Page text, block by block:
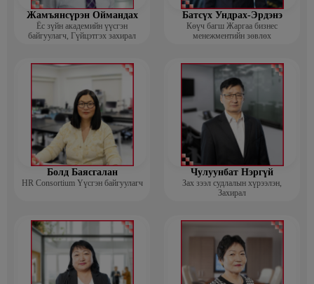
Жамъянсүрэн Оймандах
Ёс зүйн академийн үүсгэн
байгуулагч, Гүйцэтгэх захирал
Батсүх Ундрах-Эрдэнэ
Көүч багш Жаргаа бизнес
менежментийн зөвлөх
Болд Баясгалан
HR Consortium Үүсгэн байгуулагч
Чулуунбат Нэргүй
Зах зээл судлалын хүрээлэн,
Захирал